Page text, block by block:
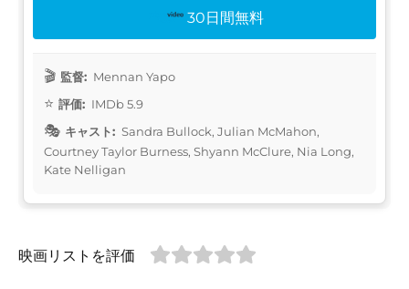
30日間無料
監督: Mennan Yapo
評価: IMDb 5.9
キャスト: Sandra Bullock, Julian McMahon,
Courtney Taylor Burness, Shyann McClure, Nia Long,
Kate Nelligan
映画リストを評価